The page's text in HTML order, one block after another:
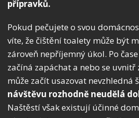
přípravků.
Pokud pečujete o svou
víte, že čištění toalety může být
zároveň nepříjemný úkol. Po
začíná zapáchat a nebo se uvnitř
může začít usazovat nevzhledná
návštěvu rozhodně neudělá
Naštěstí však existují účinné